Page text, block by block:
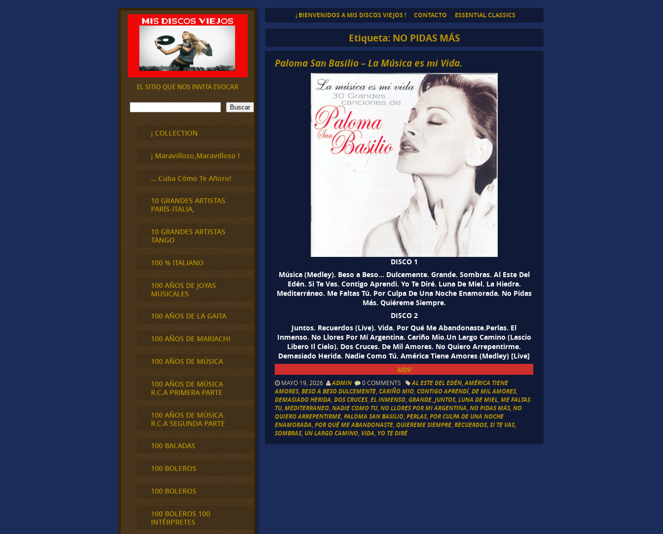
¡ BIENVENIDOS A MIS DISCOS VIEJOS ! CONTACTO ESSENTIAL CLASSICS
Etiqueta: NO PIDAS MÁS
Paloma San Basilio – La Música es mi Vida.
DISCO 1
Música (Medley). Beso a Beso… Dulcemente. Grande. Sombras. Al Este Del
Edén. Si Te Vas. Contigo Aprendi. Yo Te Diré. Luna De Miel. La Hiedra.
Mediterráneo. Me Faltas Tú. Por Culpa De Una Noche Enamorada. No Pidas
Más. Quiéreme Siempre.
DISCO 2
Juntos. Recuerdos (Live). Vida. Por Qué Me Abandonaste.Perlas. El
Inmenso. No Llores Por Mí Argentina. Cariño Mio.Un Largo Camino (Lascio
Libero Il Cielo). Dos Cruces. De Mil Amores. No Quiero Arrepentirme.
Demasiado Herida. Nadie Como Tú. América Tiene Amores (Medley) [Live]
MDV
MAYO 19, 2026 ADMIN 0 COMMENTS AL ESTE DEL EDÉN ,AMÉRICA TIENE
AMORES,BESO A BESO DULCEMENTE ,CARIÑO MIO ,CONTIGO APRENDÍ,DE MIL AMORES,
DEMASIADO HERIDA ,DOS CRUCES,EL INMENSO ,GRANDE ,JUNTOS,LUNA DE MIEL ,ME FALTAS
TU,MEDITERRANEO ,NADIE COMO TU,NO LLORES POR MI ARGENTINA ,NO PIDAS MÁS,NO
QUIERO ARREPENTIRME ,PALOMA SAN BASILIO ,PERLAS,POR CULPA DE UNA NOCHE
ENAMORADA ,POR QUÉ ME ABANDONASTE ,QUIEREME SIEMPRE ,RECUERDOS,SI TE VAS,
SOMBRAS, UN LARGO CAMINO VIDA YO TE DIRÉ
EL SITIO QUE NOS INVITA EVOCAR
B
u
Buscar
¡ COLLECTION
¡ Maravilloso,Maravilloso !
… Cuba Cómo Te Añoro!
10 GRANDES ARTISTAS
PARÍS-ITALIA,
10 GRANDES ARTISTAS
TANGO
100 % ITALIANO
100 AÑOS DE JOYAS
MUSICALES
100 AÑOS DE LA GAITA
100 AÑOS DE MARIACHI
100 AÑOS DE MÚSICA
100 AÑOS DE MÚSICA
R.C.A PRIMERA PARTE
100 AÑOS DE MÚSICA
R.C.A SEGUNDA PARTE
100 BALADAS
100 BOLEROS
100 BOLEROS
100 BOLEROS 100
INTÉRPRETES